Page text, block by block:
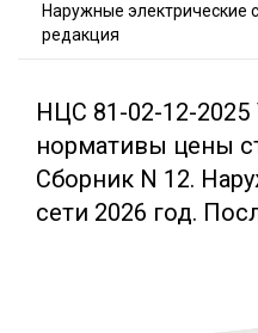
Наружные электрические
редакция
НЦС 81-02-12-
нормативы цены
Сборник N 12.
сети 2026 год.